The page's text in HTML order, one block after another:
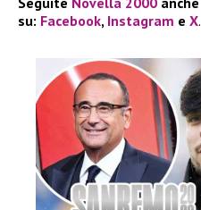
su: Facebook, Instagram e X.